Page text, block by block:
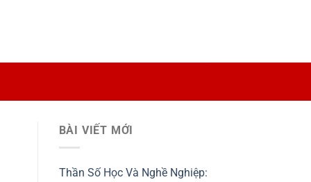
BÀI VIẾT MỚI
Thần Số Học Và Nghề Nghiệp: